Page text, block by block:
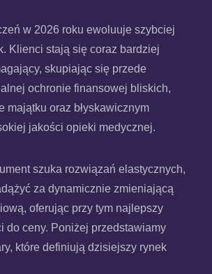
w 2026 roku ewoluuje szybciej
Klienci stają się coraz bardziej
skupiając się przede
ochronie finansowej bliskich,
majątku oraz błyskawicznym
jakości opieki medycznej.
szuka rozwiązań elastycznych,
za dynamicznie zmieniającą
oferując przy tym najlepszy
do ceny. Poniżej przedstawiamy
które definiują dzisiejszy rynek